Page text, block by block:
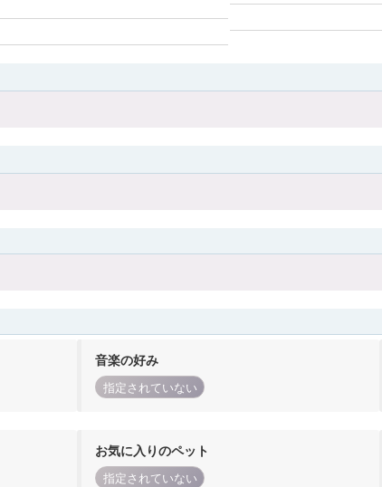
音楽の好み
指定されていない
お気に入りのペット
指定されていない